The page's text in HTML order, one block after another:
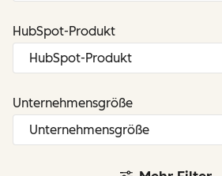
HubSpot-Produkt
Unternehmensgröße